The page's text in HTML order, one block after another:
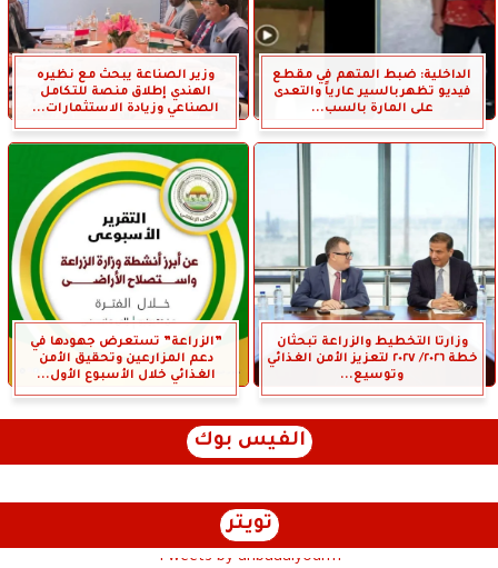
الداخلية: ضبط المتهم في مقطع
فيديو تظهربالسير عارياً والتعدى
على المارة بالسب...
وزير الصناعة يبحث مع نظيره
الهندي إطلاق منصة للتكامل
الصناعي وزيادة الاستثمارات...
وزارتا التخطيط والزراعة تبحثان
خطة ٢٠٢٦/ ٢٠٢٧ لتعزيز الأمن الغذائي
وتوسيع...
”الزراعة” تستعرض جهودها في
دعم المزارعين وتحقيق الأمن
الغذائي خلال الأسبوع الأول...
الفيس بوك
تويتر
Tweets by anbaaalyoum1